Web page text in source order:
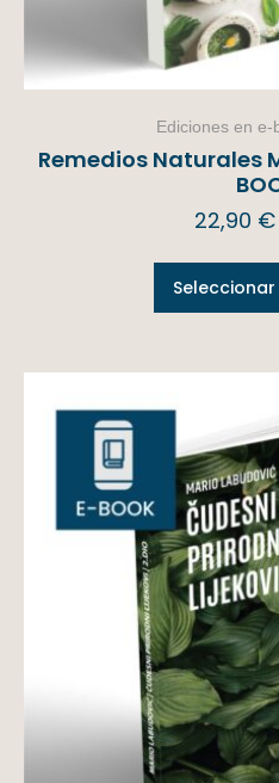
Ediciones en e-
Remedios Naturales
22,90 €